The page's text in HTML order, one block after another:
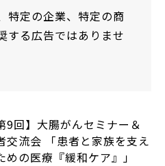
特定の企業、特定の商
する広告ではありませ
9回】大腸がんセミナー＆
交流会 「患者と家族を支え
めの医療『緩和ケア』」